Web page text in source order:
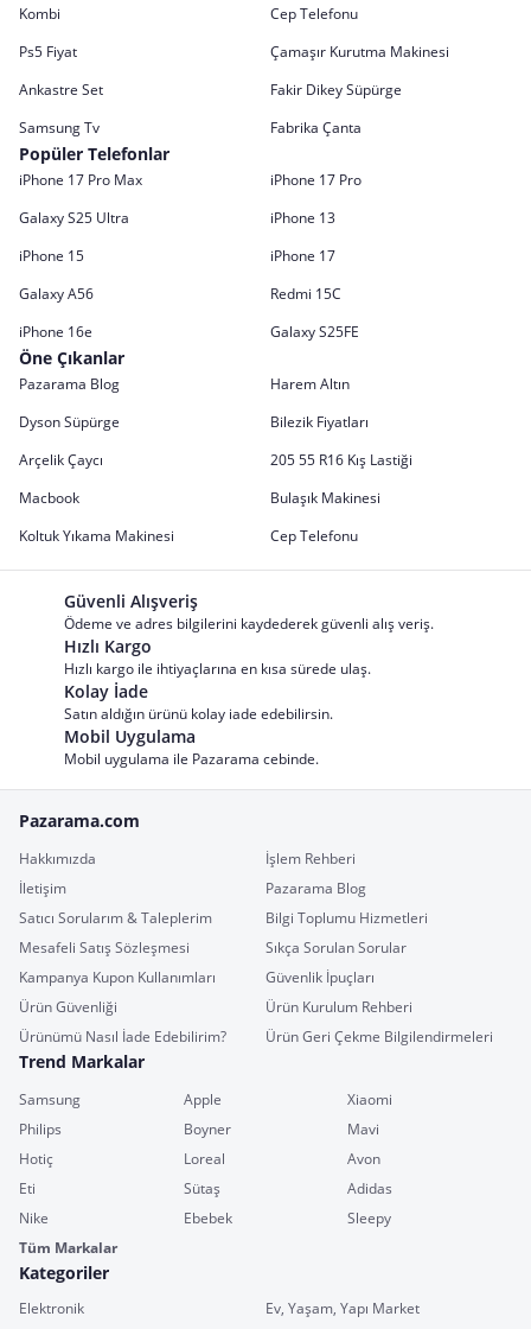
Kombi
Cep Telefonu
Ps5 Fiyat
Çamaşır Kurutma Makinesi
Ankastre Set
Fakir Dikey Süpürge
Samsung Tv
Fabrika Çanta
Popüler Telefonlar
iPhone 17 Pro Max
iPhone 17 Pro
Galaxy S25 Ultra
iPhone 13
iPhone 15
iPhone 17
Galaxy A56
Redmi 15C
iPhone 16e
Galaxy S25FE
Öne Çıkanlar
Pazarama Blog
Harem Altın
Dyson Süpürge
Bilezik Fiyatları
Arçelik Çaycı
205 55 R16 Kış Lastiği
Macbook
Bulaşık Makinesi
Koltuk Yıkama Makinesi
Cep Telefonu
Güvenli Alışveriş
Ödeme ve adres bilgilerini kaydederek güvenli alış veriş.
Hızlı Kargo
Hızlı kargo ile ihtiyaçlarına en kısa sürede ulaş.
Kolay İade
Satın aldığın ürünü kolay iade edebilirsin.
Mobil Uygulama
Mobil uygulama ile Pazarama cebinde.
Pazarama.com
Hakkımızda
İşlem Rehberi
İletişim
Pazarama Blog
Satıcı Sorularım & Taleplerim
Bilgi Toplumu Hizmetleri
Mesafeli Satış Sözleşmesi
Sıkça Sorulan Sorular
Kampanya Kupon Kullanımları
Güvenlik İpuçları
Ürün Güvenliği
Ürün Kurulum Rehberi
Ürünümü Nasıl İade Edebilirim?
Ürün Geri Çekme Bilgilendirmeleri
Trend Markalar
Samsung Apple
Xiaomi
Philips
Boyner
Mavi
Hotiç
Loreal
Avon
Eti
Sütaş
Adidas
Nike
Ebebek
Sleepy
Tüm Markalar
Kategoriler
Elektronik
Ev, Yaşam, Yapı Market